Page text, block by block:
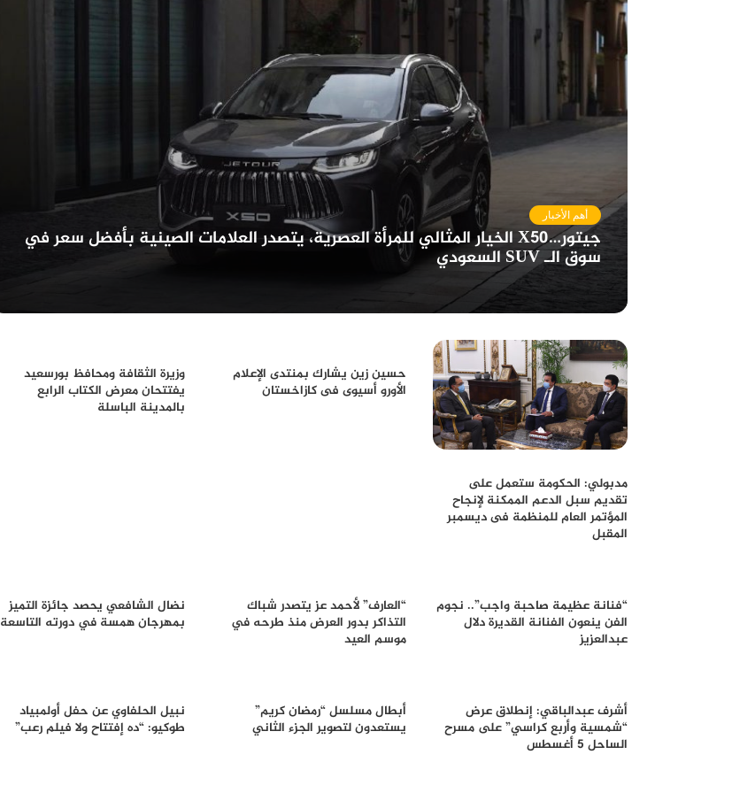
أهم الأخبار
جيتور…X50 الخيار المثالي للمرأة العصرية، يتصدر العلامات الصينية بأفضل سعر في
سوق الـ SUV السعودي
مدبولي: الحكومة ستعمل على
تقديم سبل الدعم الممكنة لإنجاح
المؤتمر العام للمنظمة فى ديسمبر
المقبل
حسين زين يشارك بمنتدى الإعلام
الأورو أسيوى فى كازاخستان
وزيرة الثقافة ومحافظ بورسعيد
يفتتحان معرض الكتاب الرابع
بالمدينة الباسلة
“فنانة عظيمة صاحبة واجب”.. نجوم
الفن ينعون الفنانة القديرة دلال
عبدالعزيز
“العارف” لأحمد عز يتصدر شباك
التذاكر بدور العرض منذ طرحه في
موسم العيد
نضال الشافعي يحصد جائزة التميز
بمهرجان همسة في دورته التاسعة
أشرف عبدالباقي: إنطلاق عرض
“شمسية وأربع كراسي” على مسرح
الساحل 5 أغسطس
أبطال مسلسل “رمضان كريم”
يستعدون لتصوير الجزء الثاني
نبيل الحلفاوي عن حفل أولمبياد
طوكيو: “ده إفتتاح ولا فيلم رعب”